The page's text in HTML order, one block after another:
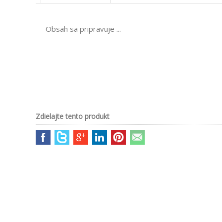
Obsah sa pripravuje ...
Zdielajte tento produkt